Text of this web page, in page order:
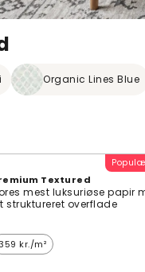
Organic Lines Blue
Textured
mest luksuriøse papir
struktureret overflade
kr./m²